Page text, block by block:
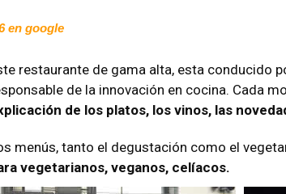
en google
restaurante de gama alta, esta conducido
de la innovación en cocina. Cada
de los platos, los vinos, las
menús, tanto el degustación como el
vegetarianos, veganos, celíacos.